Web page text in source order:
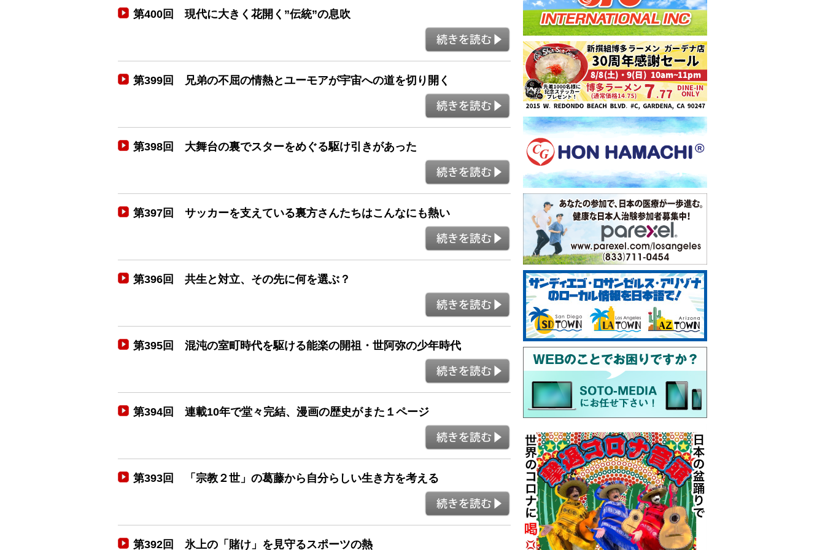
第400回 現代に大きく花開く”伝統”の息吹
第399回 兄弟の不屈の情熱とユーモアが宇宙への道を切り開く
第398回 大舞台の裏でスターをめぐる駆け引きがあった
第397回 サッカーを支えている裏方さんたちはこんなにも熱い
第396回 共生と対立、その先に何を選ぶ？
第395回 混沌の室町時代を駆ける能楽の開祖・世阿弥の少年時代
第394回 連載10年で堂々完結、漫画の歴史がまた１ページ
第393回 「宗教２世」の葛藤から自分らしい生き方を考える
第392回 氷上の「賭け」を見守るスポーツの熱